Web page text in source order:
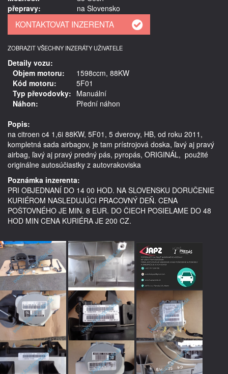
přepravy:
na Slovensko
ZOBRAZIT VŠECHNY INZERÁTY UŽIVATELE
Detaily vozu:
Objem motoru:
1598ccm, 88KW
Kód motoru:
5F01
Typ převodovky: Manuální
Náhon:
Přední náhon
Popis:
na citroen c4 1,6i 88KW, 5F01, 5 dverovy, HB, od roku 2011,
kompletná sada airbagov, je tam prístrojová doska, ľavý aj pravý
airbag, ľavý aj pravý predný pás, pyropás, ORIGINÁL,  použité
originálne autosúčiastky z autovrakoviska
Poznámka inzerenta:
PRI OBJEDNANÍ DO 14 00 HOD. NA SLOVENSKU DORUČENIE
KURIÉROM NASLEDUJÚCI PRACOVNÝ DEŇ. CENA
POŠTOVNÉHO JE MIN. 8 EUR. DO ČIECH POSIELAME DO 48
HOD MIN CENA KURIÉRA JE 200 CZ.